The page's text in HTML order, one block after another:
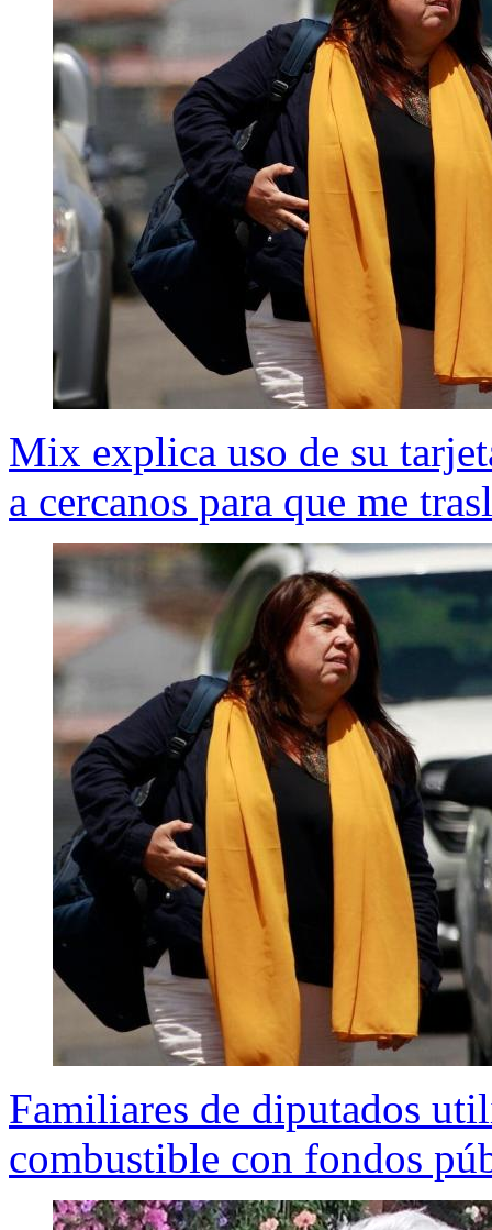
Mix explica uso de su
a cercanos para que me
Familiares de diputados
combustible con fondos